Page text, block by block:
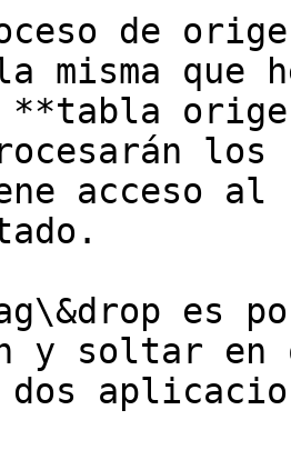
de
misma que
**tabla
acceso
es
y soltar en